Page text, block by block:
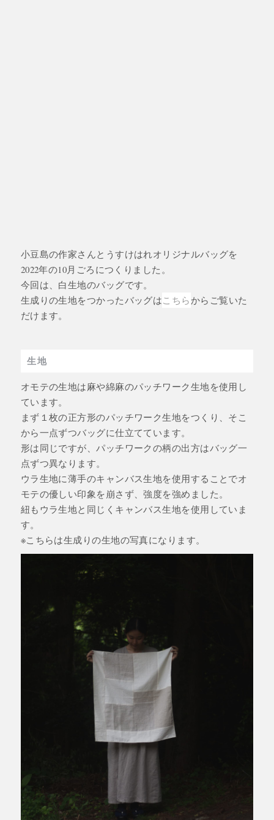
小豆島の作家さんとうすけはれオリジナルバッグを
2022年の10月ごろにつくりました。
今回は、白生地のバッグです。
生成りの生地をつかったバッグはこちら からご覧いた
だけます。
生地
オモテの生地は麻や綿麻のパッチワーク生地を使用し
ています。
まず１枚の正方形のパッチワーク生地をつくり、そこ
から一点ずつバッグに仕立てています。
形は同じですが、パッチワークの柄の出方はバッグ一
点ずつ異なります。
ウラ生地に薄手のキャンバス生地を使用することでオ
モテの優しい印象を崩さず、強度を強めました。
紐もウラ生地と同じくキャンバス生地を使用していま
す。
※こちらは生成りの生地の写真になります。